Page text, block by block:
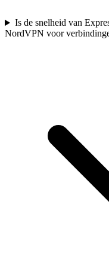
Is de snelheid van
NordVPN voor